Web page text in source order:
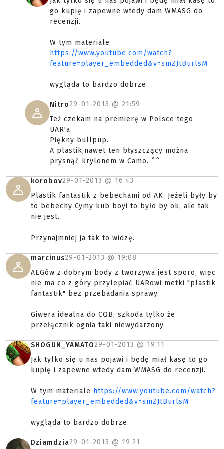
go kupię i zapewne wtedy dam WMASG do
recenzji.
W tym materiale
https://www.youtube.com/watch?
feature=player_embedded&v=smZJtBurlsM
wygląda to bardzo dobrze.
Nitro29-01-2013 @ 21:59
Też czekam na premierę w Polsce tego
UAR'a.
Piękny bullpup.
A plastik,nawet ten błyszczący można
prysnąć krylonem w Camo. ^^
korobov29-01-2013 @ 16:43
Plastik fantastik z bebechami od AK. Jeżeli były by
to bebechy Cymy kub boyi to było by ok, ale tak
nie jest.
Przynajmniej ja tak to widzę.
marcinus29-01-2013 @ 19:08
AEGów z dobrym body z tworzywa jest sporo, więc
nie ma co z góry przylepiać UARowi metki "plastik
fantastik" bez przebadania sprawy.
Giwera idealna do CQB, szkoda tylko że
przełącznik ognia taki niewydarzony.
SHOGUN_YAMATO29-01-2013 @ 19:11
Jak tylko się u nas pojawi i będę miał kasę to go
kupię i zapewne wtedy dam WMASG do recenzji.
W tym materiale https://www.youtube.com/watch?
feature=player_embedded&v=smZJtBurlsM
wygląda to bardzo dobrze.
Dziamdzia29-01-2013 @ 19:21